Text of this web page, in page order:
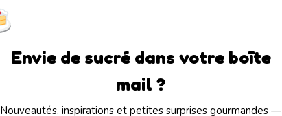
Envie de sucré dans votre boîte
mail ?
Nouveautés, inspirations et petites surprises gourmandes —